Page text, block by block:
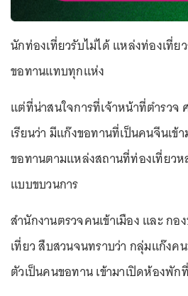
นักท่องเที่ยวรับไม่ได้ แหล่งท่องเที่ย
ขอทานแทบทุกแห่ง
แต่ที่น่าสนใจการที่เจ้าหน้าที่ตำรวจ
เรียนว่า มีแก๊งขอทานที่เป็นคนจีนเข้
ขอทานตามแหล่งสถานที่ท่องเที่ยวห
แบบขบวนการ
สำนักงานตรวจคนเข้าเมือง และ ก
เที่ยว สืบสวนจนทราบว่า กลุ่มแก๊งค
ตัวเป็นคนขอทาน เข้ามาเปิดห้องพัก